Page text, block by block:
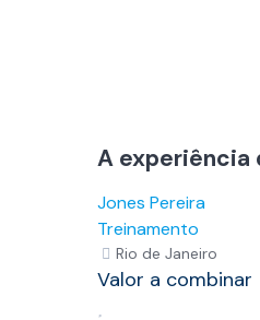
A experiência
Jones Pereira
Treinamento
Rio de Janeiro
Valor a combinar